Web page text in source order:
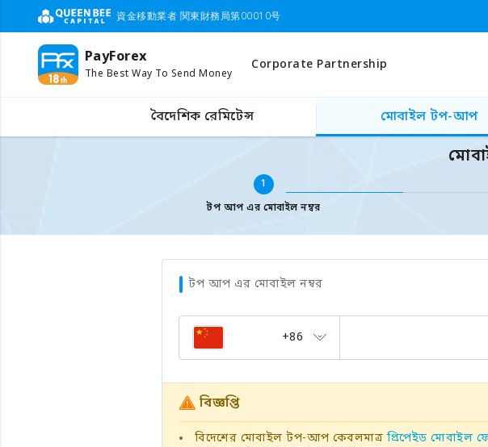
資金移動業者 関東財務局第00010号
PayForex
The Best Way To Send Money
Corporate Partnership
বৈদেশিক রেমিটেন্স মোবাইল টপ-আপ
বিদেশের মোবাইল টপ আপ মোবাইল ফোন নাম্বার লিখুন
1
টপ আপ এর মোবাইল নম্বর
টপ আপ এর মোবাইল নম্বর
+86
বিজ্ঞপ্তি
বিদেশের মোবাইল টপ-আপ কেবলমাত্র প্রিপেইড মোবাইল